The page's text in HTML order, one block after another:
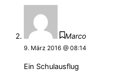
Marco
9. März 2016 @ 08:14
Ein Schulausflug